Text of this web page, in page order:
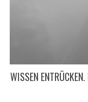
WISSEN